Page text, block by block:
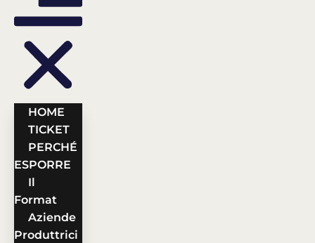
HOME
TICKET
PERCHÉ
ESPORRE
Il
Format
Aziende
Produttrici